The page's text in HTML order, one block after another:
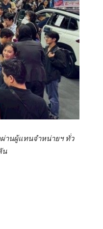
านผู้แทนจำหน่ายฯ ทั่ว
น